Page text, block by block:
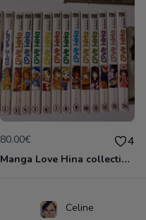
80.00€ 4
Manga Love Hina collection complète
Celine